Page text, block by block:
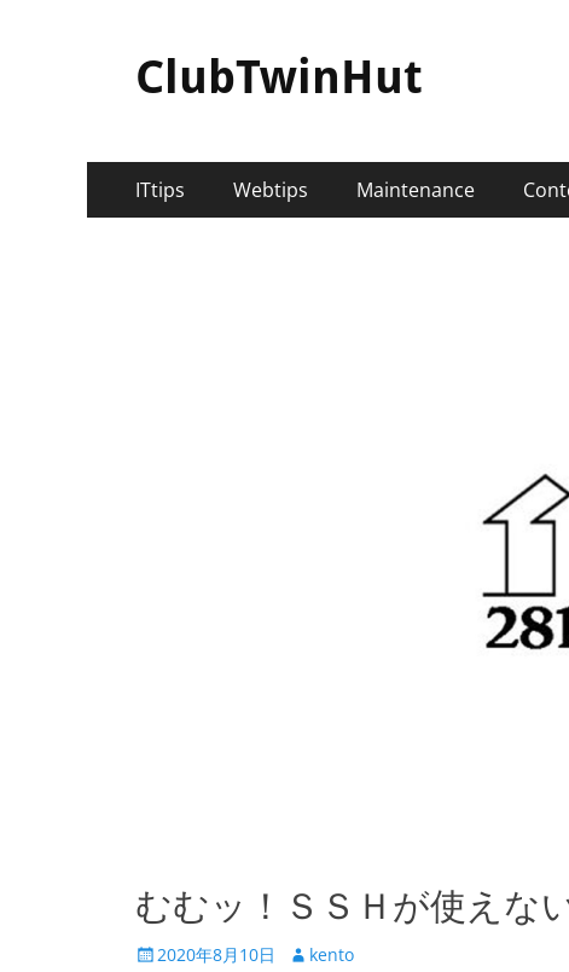
ClubTwinHut
メ
イ
ITtips Webtips Maintenance
むむッ！ＳＳＨが使えな
投 2020年8月10日
投 kento